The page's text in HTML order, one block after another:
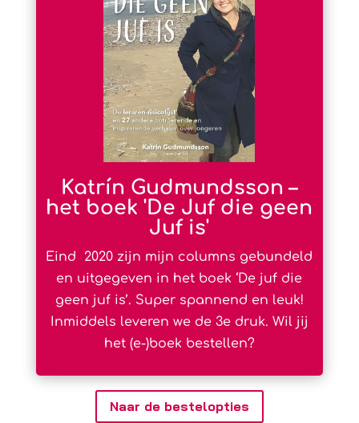
Katrín Gudmundsson –
het boek 'De Juf die geen
Juf is'
Eind 2020 zijn mijn columns gebundeld
en uitgegeven in het boek ‘De juf die
geen juf is’. Super spannend en leuk!
Inmiddels leveren we de 3e druk. Wil jij
het (e-)boek bestellen?
Naar de bestelopties